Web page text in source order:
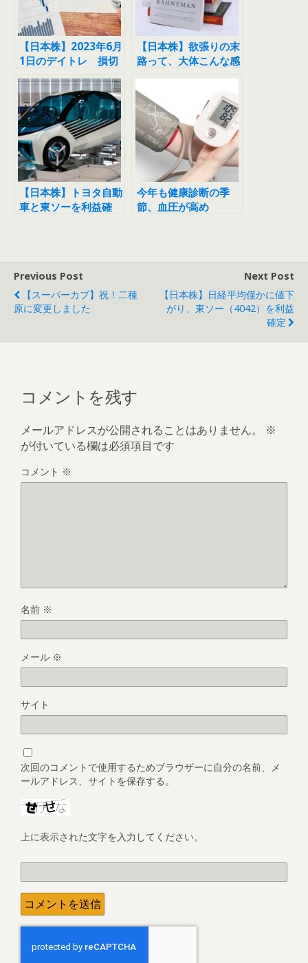
【日本株】2023年6月
1日のデイトレ 損切
りが大事だと分かって
いたのに今日もやらか
した
【日本株】欲張りの末
路って、大体こんな感
じだということが分か
りました
【日本株】トヨタ自動
車と東ソーを利益確
今年も健康診断の季
節、血圧が高め
Previous Post
【スーパーカブ】祝！二種
原に変更しました
Next Post
【日本株】日経平均僅かに値下
がり、東ソー（4042）を利益
確定
コメントを残す
メールアドレスが公開されることはありません。
※
が付いている欄は必須項目です
コメント ※
名前 ※
メール ※
サイト
次回のコメントで使用するためブラウザーに自分の名前、メ
ールアドレス、サイトを保存する。
上に表示された文字を入力してください。